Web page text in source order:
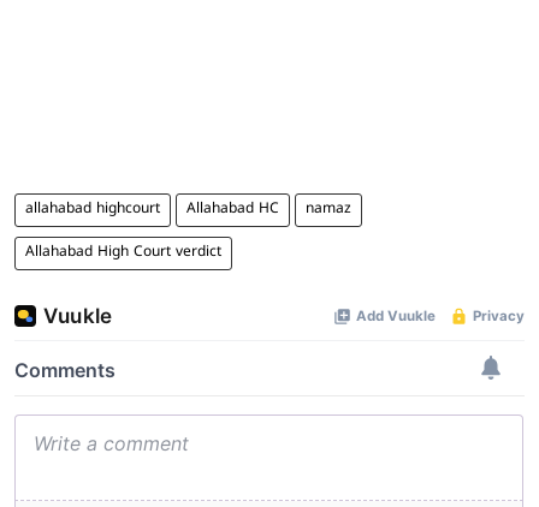
allahabad highcourt Allahabad HC namaz
Allahabad High Court verdict